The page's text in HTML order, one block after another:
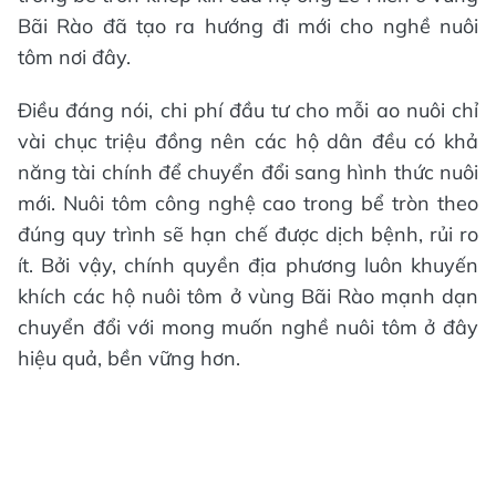
Bãi Rào đã tạo ra hướng đi mới cho nghề nuôi
tôm nơi đây.
Điều đáng nói, chi phí đầu tư cho mỗi ao nuôi chỉ
vài chục triệu đồng nên các hộ dân đều có khả
năng tài chính để chuyển đổi sang hình thức nuôi
mới. Nuôi tôm công nghệ cao trong bể tròn theo
đúng quy trình sẽ hạn chế được dịch bệnh, rủi ro
ít. Bởi vậy, chính quyền địa phương luôn khuyến
khích các hộ nuôi tôm ở vùng Bãi Rào mạnh dạn
chuyển đổi với mong muốn nghề nuôi tôm ở đây
hiệu quả, bền vững hơn.